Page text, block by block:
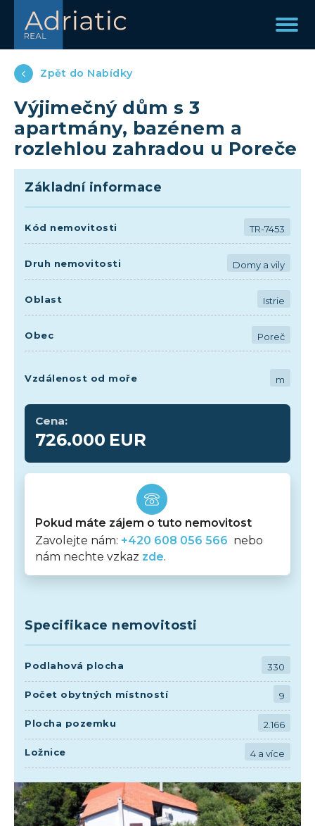
Zpět do Nabídky
Výjimečný dům s 3
apartmány, bazénem a
rozlehlou zahradou u Poreče
Základní informace
Kód nemovitosti TR-7453
Druh nemovitosti Domy a vily
Oblast Istrie
Obec Poreč
Vzdálenost od moře m
Cena:
726.000 EUR
Pokud máte zájem o tuto nemovitost
Zavolejte nám: +420 608 056 566 nebo
nám nechte vzkaz zde.
Specifikace nemovitosti
Podlahová plocha 330
Počet obytných místností 9
Plocha pozemku 2.166
Ložnice 4 a více